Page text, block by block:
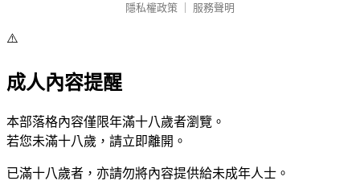
隱私權政策
服務聲明
⚠️
成人內容提醒
本部落格內容僅限年滿十八歲者瀏覽。
若您未滿十八歲，請立即離開。
已滿十八歲者，亦請勿將內容提供給未成年人士。